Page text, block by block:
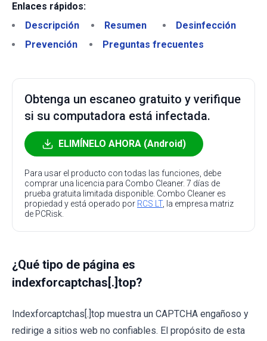
Enlaces rápidos:
Descripción
Resumen
Desinfección
Prevención
Preguntas frecuentes
Obtenga un escaneo gratuito y verifique
si su computadora está infectada.
ELIMÍNELO AHORA (Android)
Para usar el producto con todas las funciones, debe
comprar una licencia para Combo Cleaner. 7 días de
prueba gratuita limitada disponible. Combo Cleaner es
propiedad y está operado por RCS LT, la empresa matriz
de PCRisk.
¿Qué tipo de página es
indexforcaptchas[.]top?
Indexforcaptchas[.]top muestra un CAPTCHA engañoso y
redirige a sitios web no confiables. El propósito de esta